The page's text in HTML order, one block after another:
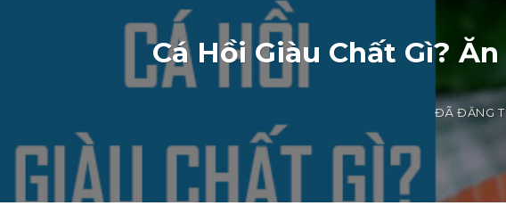
Cá Hồi Giàu Chất Gì?
ĐÃ ĐĂNG